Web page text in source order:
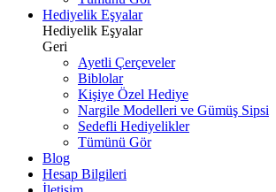
Hediyelik Eşyalar
Hediyelik Eşyalar
Geri
Ayetli Çerçeveler
Biblolar
Kişiye Özel Hediye
Nargile Modelleri ve Gümüş Sipsi
Sedefli Hediyelikler
Tümünü Gör
Blog
Hesap Bilgileri